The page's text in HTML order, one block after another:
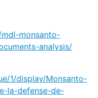
monsanto-
analysis/
1/display/Monsanto-
la-defense-de-